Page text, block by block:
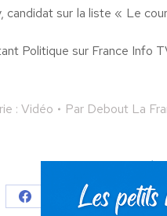
candidat sur la liste « Le
Politique sur France Info
: Vidéo Par Debout La
Partager
Partager Partager